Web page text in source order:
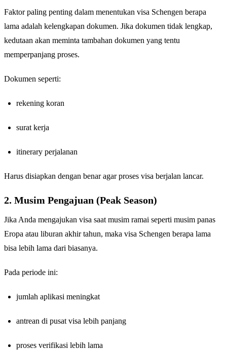
Faktor paling penting dalam menentukan visa Schengen berapa
lama adalah kelengkapan dokumen. Jika dokumen tidak lengkap,
kedutaan akan meminta tambahan dokumen yang tentu
memperpanjang proses.
Dokumen seperti:
rekening koran
surat kerja
itinerary perjalanan
Harus disiapkan dengan benar agar proses visa berjalan lancar.
2. Musim Pengajuan (Peak Season)
Jika Anda mengajukan visa saat musim ramai seperti musim panas
Eropa atau liburan akhir tahun, maka visa Schengen berapa lama
bisa lebih lama dari biasanya.
Pada periode ini:
jumlah aplikasi meningkat
antrean di pusat visa lebih panjang
proses verifikasi lebih lama